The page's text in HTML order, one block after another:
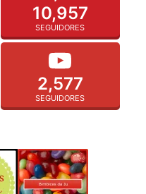
10,957
SEGUIDORES
2,577
SEGUIDORES